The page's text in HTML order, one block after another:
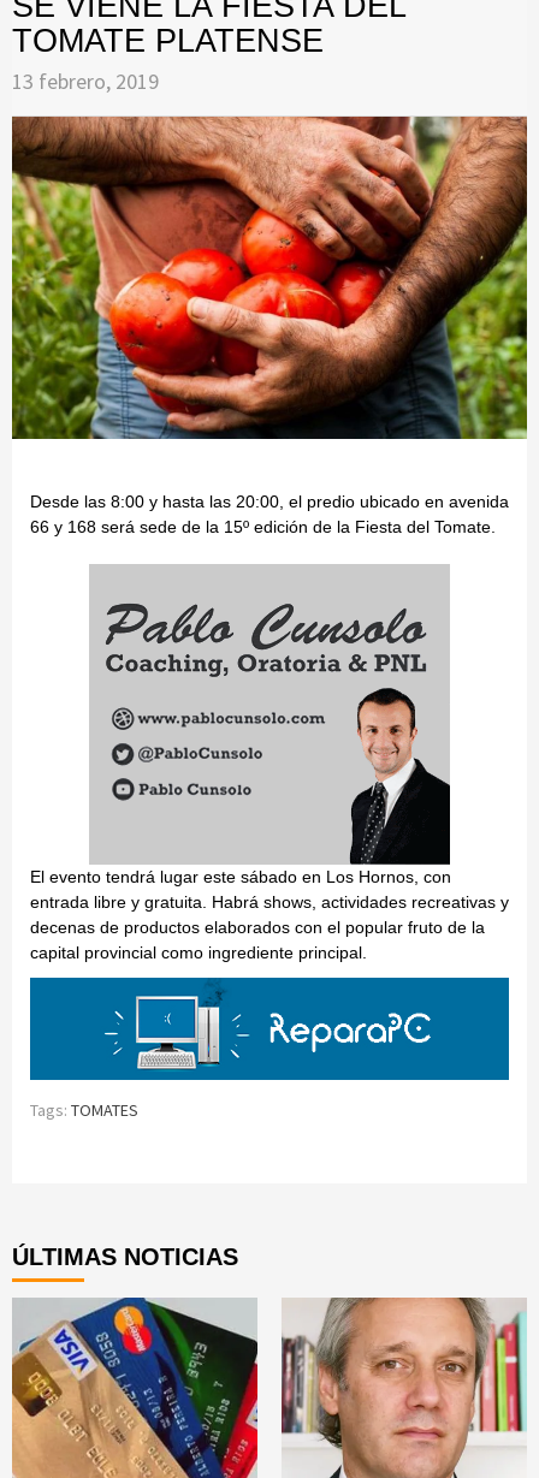
TOMATE PLATENSE
13 febrero, 2019
Desde las 8:00 y hasta las 20:00, el predio ubicado en avenida
66 y 168 será sede de la 15º edición de la Fiesta del Tomate.
El evento tendrá lugar este sábado en Los Hornos, con
entrada libre y gratuita. Habrá shows, actividades recreativas y
decenas de productos elaborados con el popular fruto de la
capital provincial como ingrediente principal.
Tags: TOMATES
ÚLTIMAS NOTICIAS